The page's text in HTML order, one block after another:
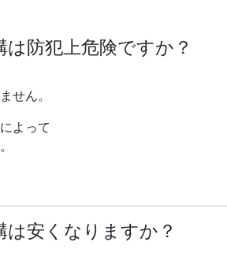
防犯上危険ですか？
せん。
よって
は安くなりますか？